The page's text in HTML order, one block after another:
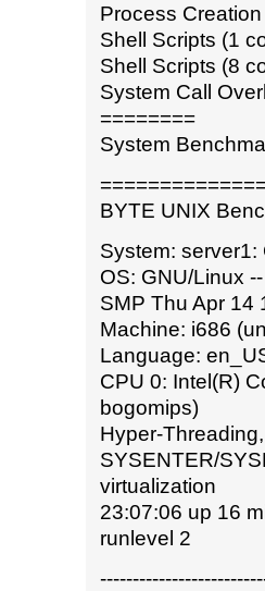
Process
Shell Scripts (1
Shell Scripts (8
System Call
========
System
BYTE UNIX
System: server1:
OS: GNU/Linux
SMP Thu Apr 14
Machine: i686
Language:
CPU 0: Intel(R)
bogomips)
Hyper-
SYSENTER/
virtualization
23:07:06 up 16
runlevel 2